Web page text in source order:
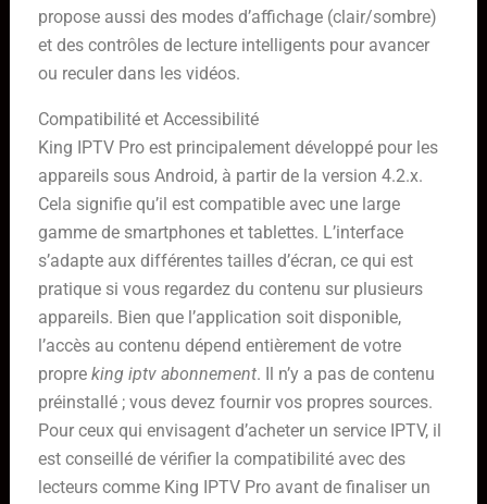
propose aussi des modes d’affichage (clair/sombre)
et des contrôles de lecture intelligents pour avancer
ou reculer dans les vidéos.
Compatibilité et Accessibilité
King IPTV Pro est principalement développé pour les
appareils sous Android, à partir de la version 4.2.x.
Cela signifie qu’il est compatible avec une large
gamme de smartphones et tablettes. L’interface
s’adapte aux différentes tailles d’écran, ce qui est
pratique si vous regardez du contenu sur plusieurs
appareils. Bien que l’application soit disponible,
l’accès au contenu dépend entièrement de votre
propre king iptv abonnement. Il n’y a pas de contenu
préinstallé ; vous devez fournir vos propres sources.
Pour ceux qui envisagent d’acheter un service IPTV, il
est conseillé de vérifier la compatibilité avec des
lecteurs comme King IPTV Pro avant de finaliser un